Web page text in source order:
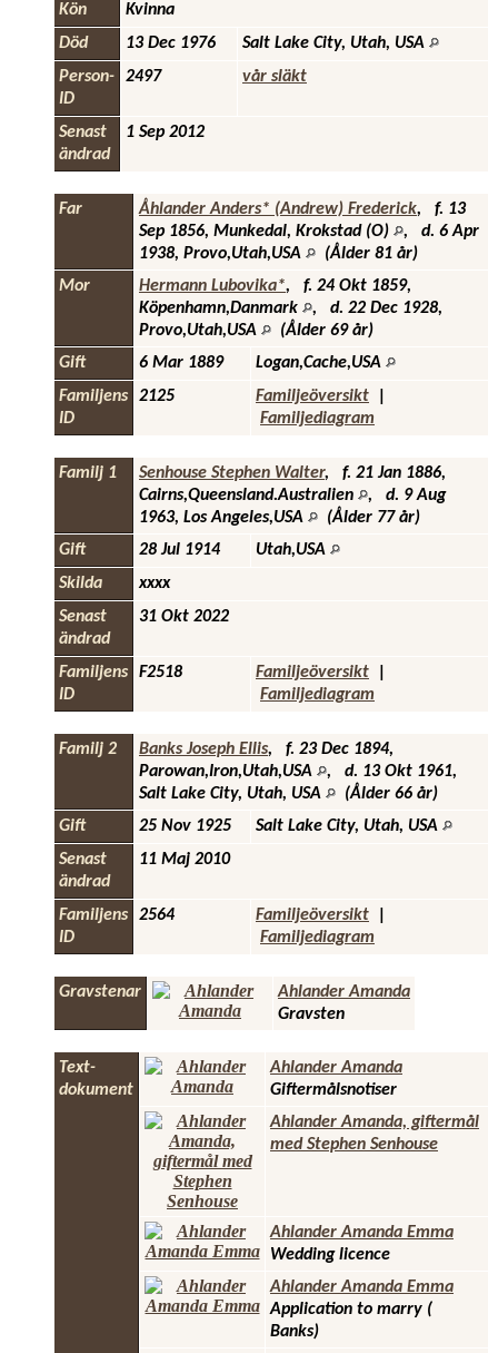
Kön
Kvinna
Död
13 Dec 1976
Salt Lake City, Utah, USA
Person-
ID
2497 vår släkt
Senast
ändrad
1 Sep 2012
Far Åhlander Anders* (Andrew) Frederick, f. 13
Sep 1856, Munkedal, Krokstad (O)
, d. 6 Apr
1938, Provo,Utah,USA
(Ålder 81 år)
Mor
Hermann Lubovika*, f. 24 Okt 1859,
Köpenhamn,Danmark
, d. 22 Dec 1928,
Provo,Utah,USA
(Ålder 69 år)
Gift
6 Mar 1889
Logan,Cache,USA
Familjens
ID
2125 Familjeöversikt
Familjediagram
Familj 1 Senhouse Stephen Walter, f. 21 Jan 1886,
Cairns,Queensland.Australien
, d. 9 Aug
1963, Los Angeles,USA
(Ålder 77 år)
Gift
28 Jul 1914
Utah,USA
Skilda
xxxx
Senast
ändrad
31 Okt 2022
Familjens
ID
F2518 Familjeöversikt
Familjediagram
Familj 2 Banks Joseph Ellis, f. 23 Dec 1894,
Parowan,Iron,Utah,USA
, d. 13 Okt 1961,
Salt Lake City, Utah, USA
(Ålder 66 år)
Gift
25 Nov 1925
Salt Lake City, Utah, USA
Senast
ändrad
11 Maj 2010
Familjens
ID
2564 Familjeöversikt
Familjediagram
Gravstenar
Ahlander Amanda
Gravsten
Text-
dokument
Ahlander Amanda
Giftermålsnotiser
Ahlander Amanda, giftermål
med Stephen Senhouse
Ahlander Amanda Emma
Wedding licence
Ahlander Amanda Emma
Application to marry (
Banks)